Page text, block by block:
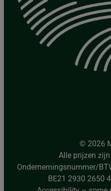
© 2026
Alle prijzen
Ondernemingsnummer/
BE21 2930 2650